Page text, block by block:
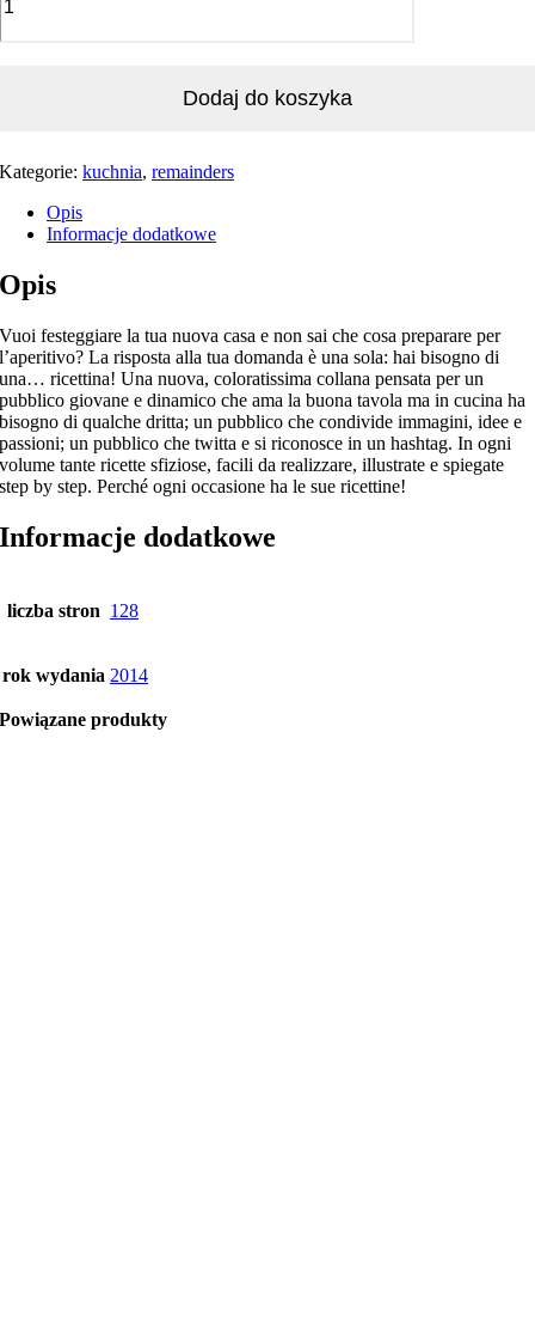
Dodaj do koszyka
Kategorie:kuchnia,remainders
Opis
Informacje dodatkowe
Opis
Vuoi festeggiare la tua nuova casa e non sai che cosa preparare per
l’aperitivo? La risposta alla tua domanda è una sola: hai bisogno di
una… ricettina! Una nuova, coloratissima collana pensata per un
pubblico giovane e dinamico che ama la buona tavola ma in cucina ha
bisogno di qualche dritta; un pubblico che condivide immagini, idee e
passioni; un pubblico che twitta e si riconosce in un hashtag. In ogni
volume tante ricette sfiziose, facili da realizzare, illustrate e spiegate
step by step. Perché ogni occasione ha le sue ricettine!
Informacje dodatkowe
liczba stron 128
rok wydania 2014
Powiązane produkty